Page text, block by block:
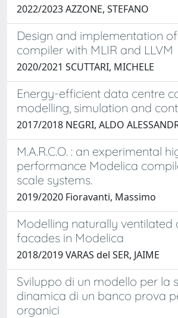
2022/2023 AZZONE, STEFANO
Design and implementation
compiler with MLIR and LLVM
2020/2021 SCUTTARI, MICHELE
Energy-efficient data centre
modelling, simulation and
2017/2018 NEGRI, ALDO
M.A.R.C.O. : an experimental
performance Modelica
scale systems.
2019/2020 Fioravanti, Massimo
Modelling naturally ventilated
facades in Modelica
2018/2019 VARAS del SER, JAIME
Sviluppo di un modello per la
dinamica di un banco prova
organici